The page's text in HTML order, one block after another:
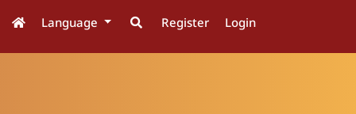
Language Register Login